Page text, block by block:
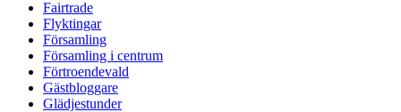
Fairtrade
Flyktingar
Församling
Församling i centrum
Förtroendevald
Gästbloggare
Glädjestunder